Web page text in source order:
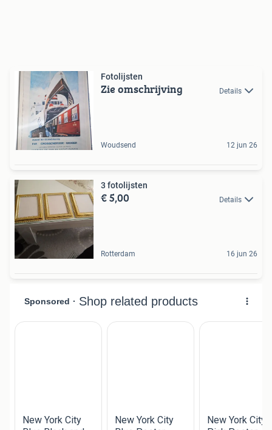
Fotolijsten
Zie omschrijving Details
Woudsend 12 jun 26
3 fotolijsten
€ 5,00 Details
Rotterdam 16 jun 26